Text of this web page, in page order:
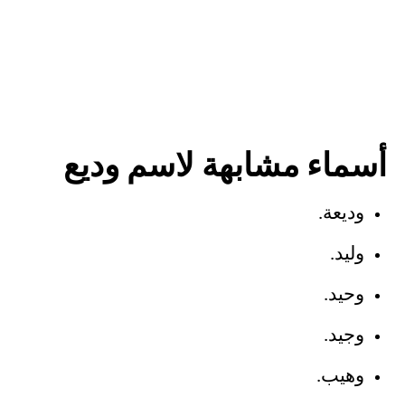
أسماء مشابهة لاسم وديع
وديعة.
وليد.
وحيد.
وجيد.
وهيب.